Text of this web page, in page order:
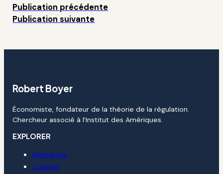
Publication précédente
Publication suivante
Robert Boyer
Économiste, fondateur de la théorie de la régulation.
Chercheur associé à l’Institut des Amériques.
EXPLORER
Biographie
L’œuvre